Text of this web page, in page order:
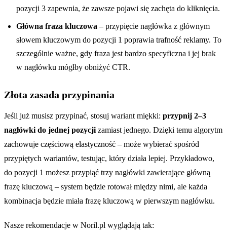
pozycji 3 zapewnia, że zawsze pojawi się zachęta do kliknięcia.
Główna fraza kluczowa – przypięcie nagłówka z głównym
słowem kluczowym do pozycji 1 poprawia trafność reklamy. To
szczególnie ważne, gdy fraza jest bardzo specyficzna i jej brak
w nagłówku mógłby obniżyć CTR.
Złota zasada przypinania
Jeśli już musisz przypinać, stosuj wariant miękki: przypnij 2–3
nagłówki do jednej pozycji zamiast jednego. Dzięki temu algorytm
zachowuje częściową elastyczność – może wybierać spośród
przypiętych wariantów, testując, który działa lepiej. Przykładowo,
do pozycji 1 możesz przypiąć trzy nagłówki zawierające główną
frazę kluczową – system będzie rotował między nimi, ale każda
kombinacja będzie miała frazę kluczową w pierwszym nagłówku.
Nasze rekomendacje w Noril.pl wyglądają tak: